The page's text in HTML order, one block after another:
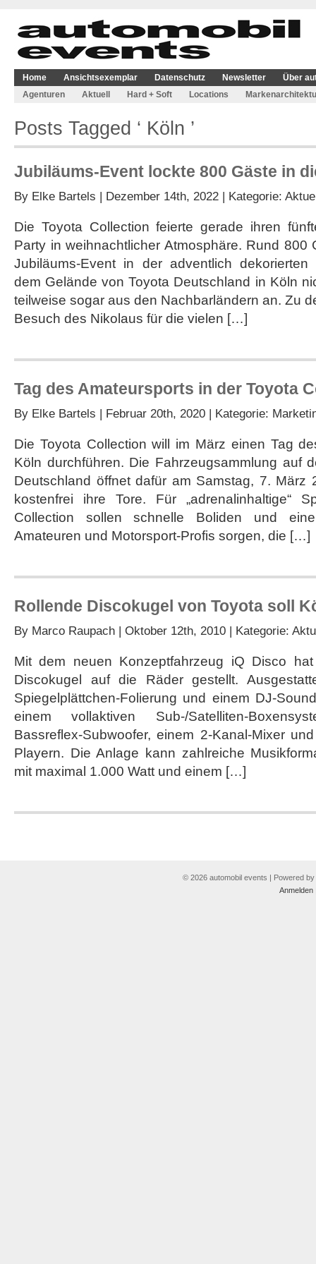
Home Ansichtsexemplar Datenschutz Newsletter
Über
Agenturen
Aktuell Hard + Soft Locations
Posts Tagged ‘ Köln ’
Jubiläums-Event lockte 800 Gäste in
By Elke Bartels | Dezember 14th, 2022 | Kategorie:
Die Toyota Collection feierte gerade ihren
Party in weihnachtlicher Atmosphäre. Rund 800
Jubiläums-Event in der adventlich dekorierten
dem Gelände von Toyota Deutschland in Köln
teilweise sogar aus den Nachbarländern an. Zu
Besuch des Nikolaus für die vielen […]
Tag des Amateursports in der Toyota
By Elke Bartels | Februar 20th, 2020 | Kategorie:
Die Toyota Collection will im März einen Tag
Köln durchführen. Die Fahrzeugsammlung auf
Deutschland öffnet dafür am Samstag, 7.
kostenfrei ihre Tore. Für „adrenalinhaltige“
Collection sollen schnelle Boliden und
Amateuren und Motorsport-Profis sorgen, die […]
Rollende Discokugel von Toyota soll
By Marco Raupach | Oktober 12th, 2010 | Kategorie:
Mit dem neuen Konzeptfahrzeug iQ Disco
Discokugel auf die Räder gestellt.
Spiegelplättchen-Folierung und einem DJ-
einem vollaktiven Sub-/Satelliten-
Bassreflex-Subwoofer, einem 2-Kanal-Mixer
Playern. Die Anlage kann zahlreiche
mit maximal 1.000 Watt und einem […]
© 2026 automobil events | Powered by
Anmelden|